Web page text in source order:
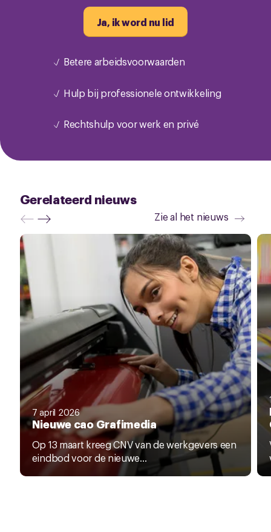
Ja, ik word nu lid
Betere arbeidsvoorwaarden
Hulp bij professionele ontwikkeling
Rechtshulp voor werk en privé
Gerelateerd nieuws
Zie al het nieuws
7 april 2026
Nieuwe cao Grafimedia
Op 13 maart kreeg CNV van de werkgevers een
eindbod voor de nieuwe...